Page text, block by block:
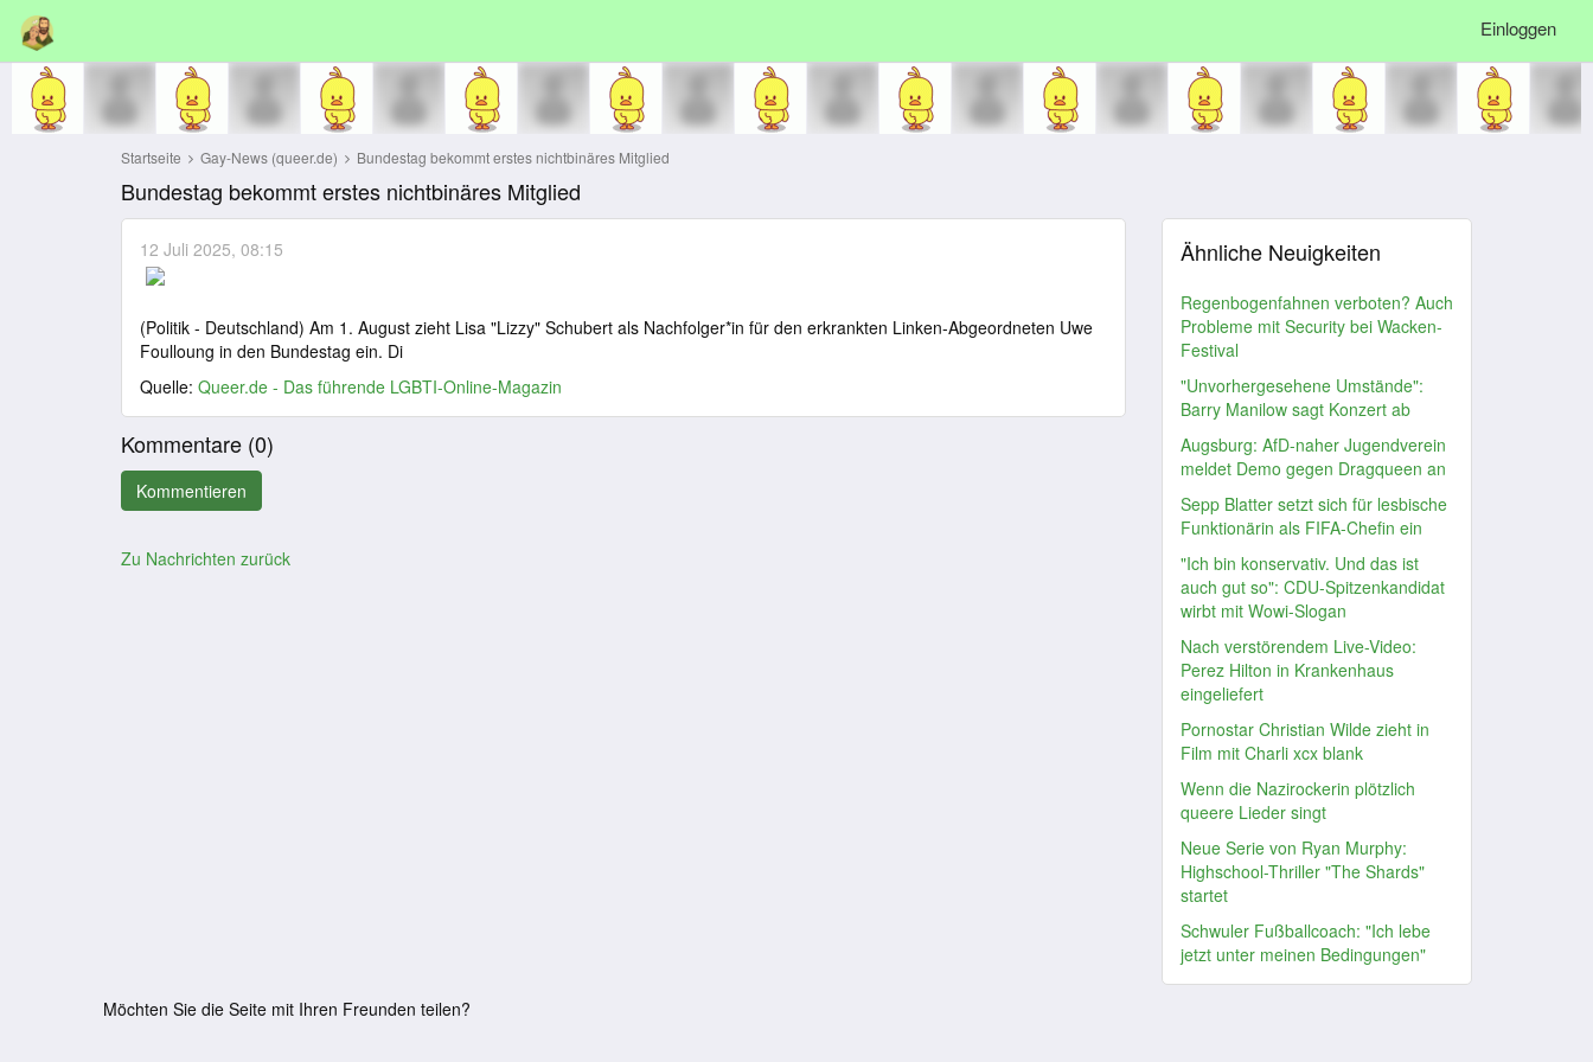
Einloggen
Startseite Gay-News (queer.de) Bundestag bekommt erstes nichtbinäres Mitglied
Bundestag bekommt erstes nichtbinäres Mitglied
12 Juli 2025, 08:15
(Politik - Deutschland) Am 1. August zieht Lisa "Lizzy" Schubert als Nachfolger*in für den erkrankten Linken-Abgeordneten Uwe
Foulloung in den Bundestag ein. Di
Quelle: Queer.de - Das führende LGBTI-Online-Magazin
Kommentare (0)
Zu Nachrichten zurück
Ähnliche Neuigkeiten
Regenbogenfahnen verboten? Auch
Probleme mit Security bei Wacken-
Festival
"Unvorhergesehene Umstände":
Barry Manilow sagt Konzert ab
Augsburg: AfD-naher Jugendverein
meldet Demo gegen Dragqueen an
Sepp Blatter setzt sich für lesbische
Funktionärin als FIFA-Chefin ein
"Ich bin konservativ. Und das ist
auch gut so": CDU-Spitzenkandidat
wirbt mit Wowi-Slogan
Nach verstörendem Live-Video:
Perez Hilton in Krankenhaus
eingeliefert
Pornostar Christian Wilde zieht in
Film mit Charli xcx blank
Wenn die Nazirockerin plötzlich
queere Lieder singt
Neue Serie von Ryan Murphy:
Highschool-Thriller "The Shards"
startet
Schwuler Fußballcoach: "Ich lebe
jetzt unter meinen Bedingungen"
Möchten Sie die Seite mit Ihren Freunden teilen?